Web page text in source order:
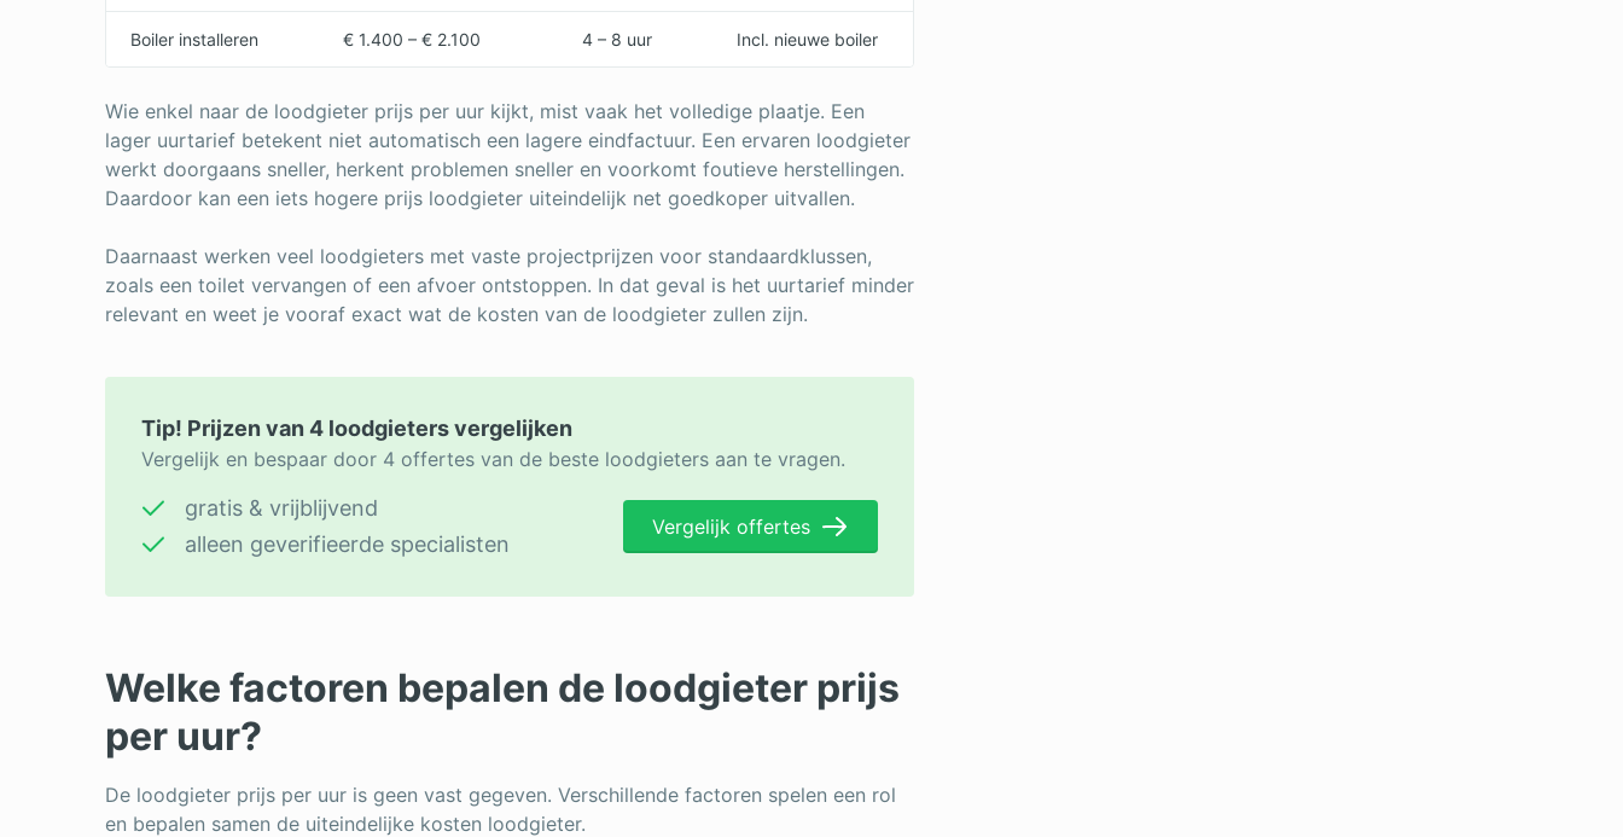
Boiler installeren € 1.400 – € 2.100 4 – 8 uur Incl. nieuwe boiler
Wie enkel naar de loodgieter prijs per uur kijkt, mist vaak het volledige plaatje. Een
lager uurtarief betekent niet automatisch een lagere eindfactuur. Een ervaren loodgieter
werkt doorgaans sneller, herkent problemen sneller en voorkomt foutieve herstellingen.
Daardoor kan een iets hogere prijs loodgieter uiteindelijk net goedkoper uitvallen.
Daarnaast werken veel loodgieters met vaste projectprijzen voor standaardklussen,
zoals een toilet vervangen of een afvoer ontstoppen. In dat geval is het uurtarief minder
relevant en weet je vooraf exact wat de kosten van de loodgieter zullen zijn.
Tip! Prijzen van 4 loodgieters vergelijken
Vergelijk en bespaar door 4 offertes van de beste loodgieters aan te vragen.
gratis & vrijblijvend
alleen geverifieerde specialisten
Vergelijk offertes
Welke factoren bepalen de loodgieter prijs
per uur?
De loodgieter prijs per uur is geen vast gegeven. Verschillende factoren spelen een rol
en bepalen samen de uiteindelijke kosten loodgieter.